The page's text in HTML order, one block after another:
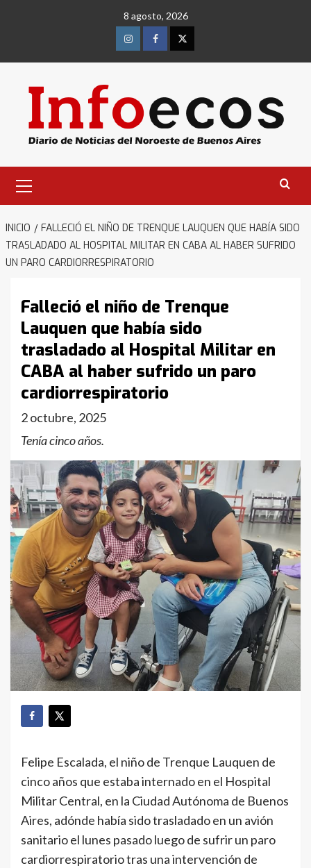
8 agosto, 2026
InstagramFacebookTwitter
primario
INICIO
FALLECIÓ EL NIÑO DE TRENQUE LAUQUEN QUE HABÍA SIDO
TRASLADADO AL HOSPITAL MILITAR EN CABA AL HABER SUFRIDO
UN PARO CARDIORRESPIRATORIO
Falleció el niño de Trenque
Lauquen que había sido
trasladado al Hospital Militar en
CABA al haber sufrido un paro
cardiorrespiratorio
2 octubre, 2025
Tenía cinco años.
Felipe Escalada, el niño de Trenque Lauquen de
cinco años que estaba internado en el Hospital
Militar Central, en la Ciudad Autónoma de Buenos
Aires, adónde había sido trasladado en un avión
sanitario el lunes pasado luego de sufrir un paro
cardiorrespiratorio tras una intervención de